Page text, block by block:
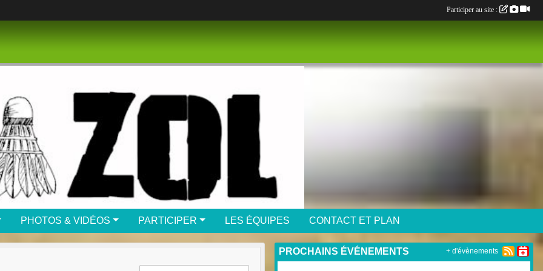
PHOTOS & VIDÉOS PARTICIPER LES ÉQUIPES CONTACT ET PLAN
PROCHAINS ÉVÉNEMENTS + d'évènements
Participer au site :